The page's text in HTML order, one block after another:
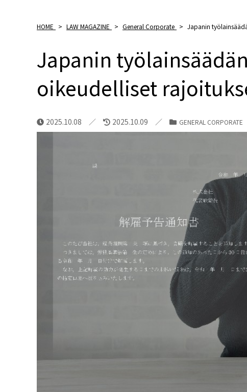
HOME > LAW MAGAZINE > General Corporate > Japanin
Japanin
oikeudelliset
2025.10.08 2025.10.09 GENERAL CORPORATE